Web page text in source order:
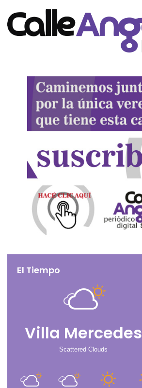
El Tiempo
Villa Mercedes
Scattered Clouds